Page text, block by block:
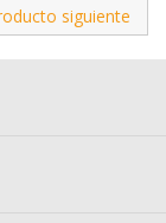
siguiente